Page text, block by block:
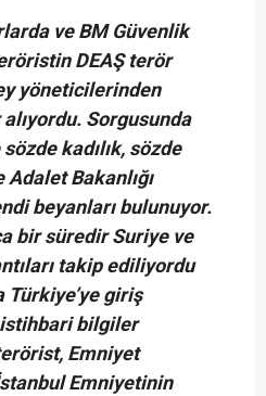
ve BM Güvenlik
DEAŞ terör
yöneticilerinden
Sorgusunda
kadılık, sözde
Adalet Bakanlığı
beyanları bulunuyor.
bir süredir Suriye ve
takip ediliyordu
Türkiye’ye giriş
istihbari bilgiler
Emniyet
Emniyetinin